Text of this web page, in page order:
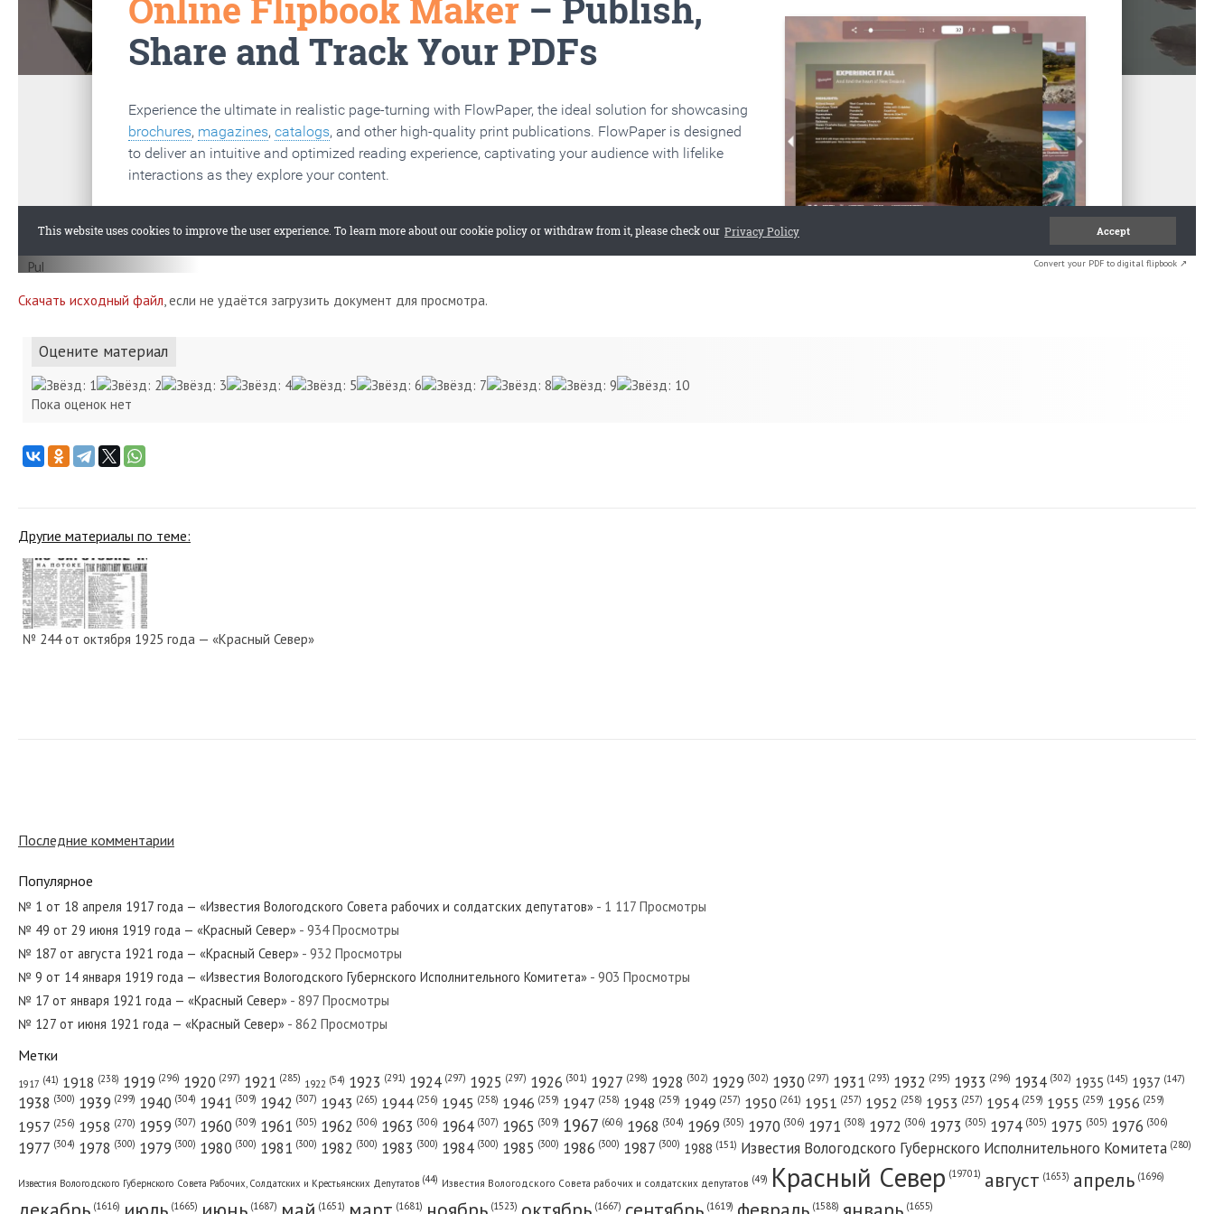
Convert your PDF to digital flipbook ↗
Скачать исходный файл, если не удаётся загрузить документ для просмотра.
Оцените материал
Пока оценок нет
Другие материалы по теме:
№ 244 от октября 1925 года — «Красный Север»
№ 210 от сентября 1986 года — «Красный Север»
№ 44 от 11 января 1918 года — «Известия Вологодского Совета рабочих и солдатских депутатов»...
№ 44 от февраля 1921 года — «Красный Север»
Последние комментарии
Популярное
№ 1 от 18 апреля 1917 года — «Известия Вологодского Совета рабочих и солдатских депутатов» - 1 117 Просмотры
№ 49 от 29 июня 1919 года — «Красный Север» - 934 Просмотры
№ 187 от августа 1921 года — «Красный Север» - 932 Просмотры
№ 9 от 14 января 1919 года — «Известия Вологодского Губернского Исполнительного Комитета» - 903 Просмотры
№ 17 от января 1921 года — «Красный Север» - 897 Просмотры
№ 127 от июня 1921 года — «Красный Север» - 862 Просмотры
Метки
1917 (41) 1918 (238) 1919 (296) 1920 (297) 1921 (285) 1922 (54) 1923 (291) 1924 (297) 1925 (297) 1926 (301) 1927 (298) 1928 (302) 1929 (302) 1930 (297) 1931 (293) 1932 (295) 1933 (296) 1934 (302) 1935 (145) 1937 (147)
1938 (300) 1939 (299) 1940 (304) 1941 (309) 1942 (307) 1943 (265) 1944 (256) 1945 (258) 1946 (259) 1947 (258) 1948 (259) 1949 (257) 1950 (261) 1951 (257) 1952 (258) 1953 (257) 1954 (259) 1955 (259) 1956 (259)
1957 (256) 1958 (270) 1959 (307) 1960 (309) 1961 (305) 1962 (306) 1963 (306) 1964 (307) 1965 (309) 1967 (606) 1968 (304) 1969 (305) 1970 (306) 1971 (308) 1972 (306) 1973 (305) 1974 (305) 1975 (305) 1976 (306)
1977 (304) 1978 (300) 1979 (300) 1980 (300) 1981 (300) 1982 (300) 1983 (300) 1984 (300) 1985 (300) 1986 (300) 1987 (300) 1988 (151) Известия Вологодского Губернского Исполнительного Комитета (280)
Известия Вологодского Губернского Совета Рабочих, Солдатских и Крестьянских Депутатов (44) Известия Вологодского Совета рабочих и солдатских депутатов (49) Красный Cевер (19701) август (1653) апрель (1696)
(1616) (1665) (1687) (1651) (1681) (1523) (1667) (1619) (1588) (1655)